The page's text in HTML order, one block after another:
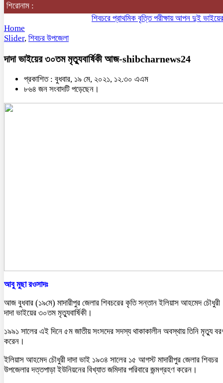
শিরোনাম :
শিবচরে প্রাথমিক বৃত্তি পরীক্ষায় আপন দুই ভাইয়ের
Home
Slider, শিবচর উপজেলা
দাদা ভাইয়ের ৩০তম মৃত্যুবার্ষিকী আজ-shibcharnews24
প্রকাশিত : বুধবার, ১৯ মে, ২০২১, ১২.৩০ এএম
৮৬৪ জন সংবাদটি পড়েছেন।
আবু মুছা রওসাদঃ
আজ বুধবার (১৯মে) মাদারীপুর জেলার শিবচরের কৃতি সন্তান ইলিয়াস আহমেদ চৌধুরী
দাদা ভাইয়ের ৩০তম মৃত্যুবার্ষিকী।
১৯৯১ সালের এই দিনে ৫ম জাতীয় সংসদের সদস্য থাকাকালীন অবস্থায় তিনি মৃত্যু
করেন।
ইলিয়াস আহমেদ চৌধুরী দাদা ভাই ১৯৩৪ সালের ১৫ আগস্ট মাদারীপুর জেলার শিবচর
উপজেলার দত্তপাড়া ইউনিয়নের বিখ্যাত জমিদার পরিবারে জন্মগ্রহণ করেন।